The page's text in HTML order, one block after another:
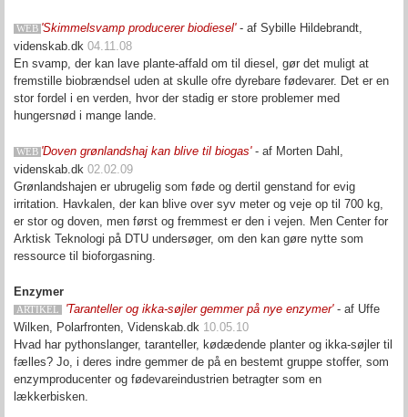
WEB 'Skimmelsvamp producerer biodiesel'- af Sybille Hildebrandt,
videnskab.dk 04.11.08
En svamp, der kan lave plante-affald om til diesel, gør det muligt at
fremstille biobrændsel uden at skulle ofre dyrebare fødevarer. Det er en
stor fordel i en verden, hvor der stadig er store problemer med
hungersnød i mange lande.
WEB 'Doven grønlandshaj kan blive til biogas'- af Morten Dahl,
videnskab.dk 02.02.09
Grønlandshajen er ubrugelig som føde og dertil genstand for evig
irritation. Havkalen, der kan blive over syv meter og veje op til 700 kg,
er stor og doven, men først og fremmest er den i vejen. Men Center for
Arktisk Teknologi på DTU undersøger, om den kan gøre nytte som
ressource til bioforgasning.
Enzymer
ARTIKEL 'Taranteller og ikka-søjler gemmer på nye enzymer'- af Uffe
Wilken, Polarfronten, Videnskab.dk 10.05.10
Hvad har pythonslanger, taranteller, kødædende planter og ikka-søjler til
fælles? Jo, i deres indre gemmer de på en bestemt gruppe stoffer, som
enzymproducenter og fødevareindustrien betragter som en
lækkerbisken.